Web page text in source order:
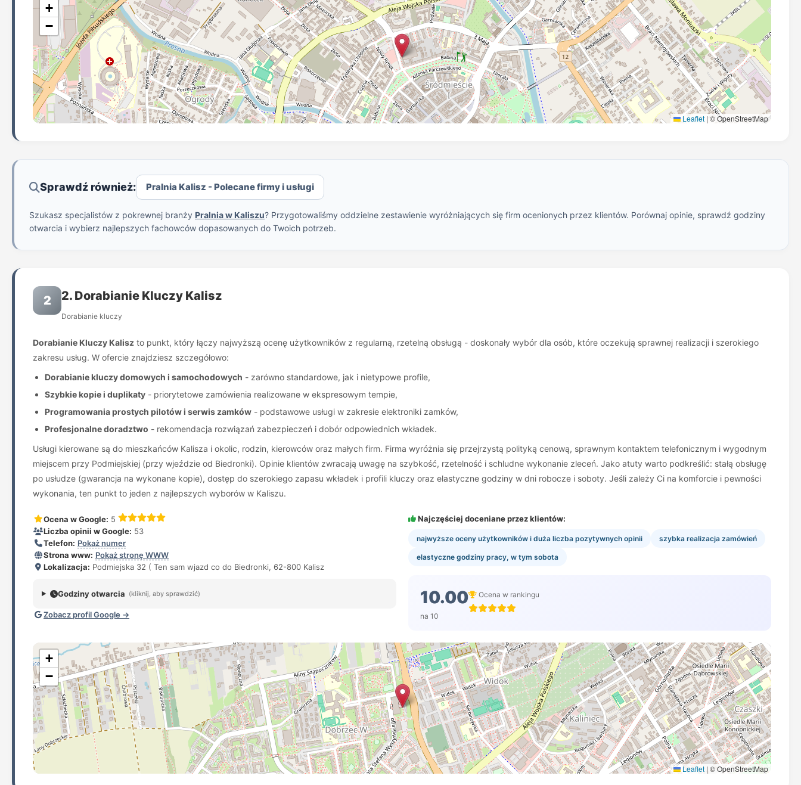
+
−
Leaflet | © OpenStreetMap
Sprawdź również: Pralnia Kalisz - Polecane firmy i usługi
Szukasz specjalistów z pokrewnej branży Pralnia w Kaliszu? Przygotowaliśmy oddzielne zestawienie wyróżniających się firm ocenionych przez klientów. Porównaj opinie, sprawdź godziny
otwarcia i wybierz najlepszych fachowców dopasowanych do Twoich potrzeb.
2 2. Dorabianie Kluczy Kalisz
Dorabianie kluczy
Dorabianie Kluczy Kalisz to punkt, który łączy najwyższą ocenę użytkowników z regularną, rzetelną obsługą - doskonały wybór dla osób, które oczekują sprawnej realizacji i szerokiego
zakresu usług. W ofercie znajdziesz szczegółowo:
Dorabianie kluczy domowych i samochodowych - zarówno standardowe, jak i nietypowe profile,
Szybkie kopie i duplikaty - priorytetowe zamówienia realizowane w ekspresowym tempie,
Programowania prostych pilotów i serwis zamków - podstawowe usługi w zakresie elektroniki zamków,
Profesjonalne doradztwo - rekomendacja rozwiązań zabezpieczeń i dobór odpowiednich wkładek.
Usługi kierowane są do mieszkańców Kalisza i okolic, rodzin, kierowców oraz małych firm. Firma wyróżnia się przejrzystą polityką cenową, sprawnym kontaktem telefonicznym i wygodnym
miejscem przy Podmiejskiej (przy wjeździe od Biedronki). Opinie klientów zwracają uwagę na szybkość, rzetelność i schludne wykonanie zleceń. Jako atuty warto podkreślić: stałą obsługę
po usłudze (gwarancja na wykonane kopie), dostęp do szerokiego zapasu wkładek i profili kluczy oraz elastyczne godziny w dni robocze i soboty. Jeśli zależy Ci na komforcie i pewności
wykonania, ten punkt to jeden z najlepszych wyborów w Kaliszu.
Ocena w Google: 5
Liczba opinii w Google: 53
Telefon: Pokaż numer
Strona www: Pokaż stronę WWW
Lokalizacja: Podmiejska 32 ( Ten sam wjazd co do Biedronki, 62-800 Kalisz
Godziny otwarcia (kliknij, aby sprawdzić)
Zobacz profil Google →
Najczęściej doceniane przez klientów:
najwyższe oceny użytkowników i duża liczba pozytywnych opinii szybka realizacja zamówień
elastyczne godziny pracy, w tym sobota
10.00
na 10
Ocena w rankingu
+
−
Leaflet | © OpenStreetMap